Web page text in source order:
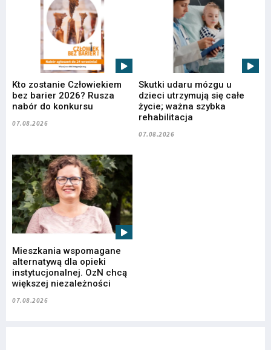
Kto zostanie Człowiekiem
bez barier 2026? Rusza
nabór do konkursu
07.08.2026
Skutki udaru mózgu u
dzieci utrzymują się całe
życie; ważna szybka
rehabilitacja
07.08.2026
Mieszkania wspomagane
alternatywą dla opieki
instytucjonalnej. OzN chcą
większej niezależności
07.08.2026